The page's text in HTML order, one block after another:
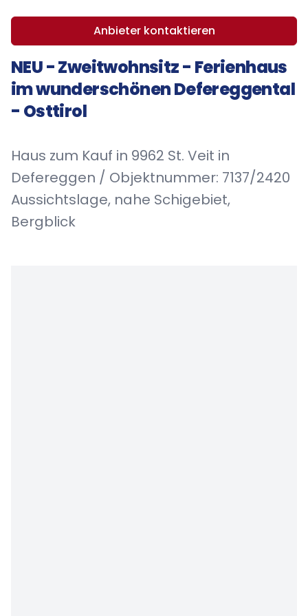
Anbieter kontaktieren
NEU - Zweitwohnsitz - Ferienhaus
im wunderschönen Defereggental
- Osttirol
Haus zum Kauf in 9962 St. Veit in
Defereggen / Objektnummer: 7137/2420
Aussichtslage, nahe Schigebiet,
Bergblick